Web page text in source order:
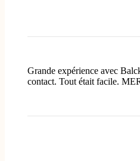
Grande expérience avec
contact. Tout était facile.